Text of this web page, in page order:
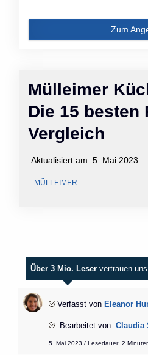
Mülleimer
Die 15 besten
Vergleich
Aktualisiert am: 5. Mai 2023
MÜLLEIMER
Zum
Über 3 Mio. Leser vertrauen
Verfasst von Eleanor
Bearbeitet von Claudia
5. Mai 2023 / Lesedauer: 2